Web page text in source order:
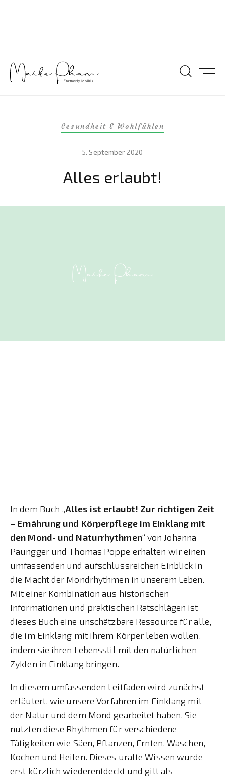
Gesundheit & Wohlfühlen
5. September 2020
Alles erlaubt!
In dem Buch „Alles ist erlaubt! Zur richtigen Zeit
– Ernährung und Körperpflege im Einklang mit
den Mond- und Naturrhythmen“ von Johanna
Paungger und Thomas Poppe erhalten wir einen
umfassenden und aufschlussreichen Einblick in
die Macht der Mondrhythmen in unserem Leben.
Mit einer Kombination aus historischen
Informationen und praktischen Ratschlägen ist
dieses Buch eine unschätzbare Ressource für alle,
die im Einklang mit ihrem Körper leben wollen,
indem sie ihren Lebensstil mit den natürlichen
Zyklen in Einklang bringen.
In diesem umfassenden Leitfaden wird zunächst
erläutert, wie unsere Vorfahren im Einklang mit
der Natur und dem Mond gearbeitet haben. Sie
nutzten diese Rhythmen für verschiedene
Tätigkeiten wie Säen, Pflanzen, Ernten, Waschen,
Kochen und Heilen. Dieses uralte Wissen wurde
erst kürzlich wiederentdeckt und gilt als